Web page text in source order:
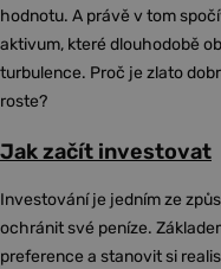
hodnotu. A právě v tom
aktivum, které dlouhodobě
turbulence. Proč je zlato
roste?
Jak začít investovat
Investování je jedním ze
ochránit své peníze.
preference a stanovit si